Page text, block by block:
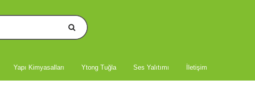
Yapı Kimyasalları Ytong Tuğla Ses Yalıtımı İletişim